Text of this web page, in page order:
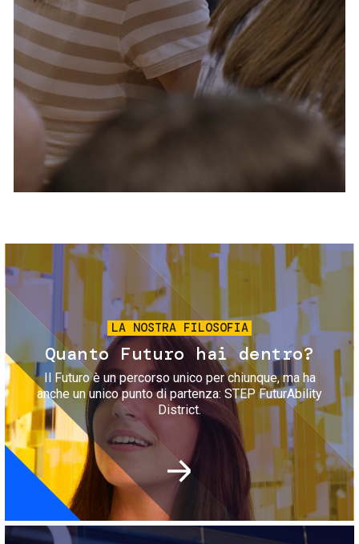
Servizi e accessibilità
Contatti
FAQ
Biglietti
Immagine
LA NOSTRA FILOSOFIA
Quanto Futuro hai dentro?
Il Futuro è un percorso unico per chiunque, ma ha
anche un unico punto di partenza: STEP FuturAbility
District.
Immagine